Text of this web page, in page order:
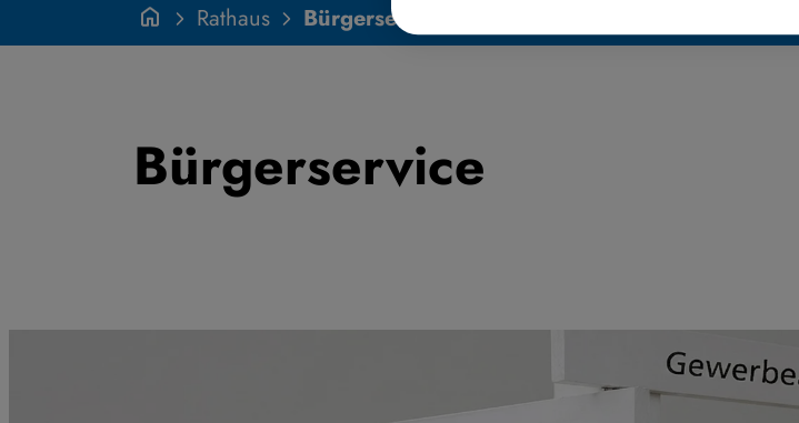
Bürgerservice
Rathaus
Bürgerservice